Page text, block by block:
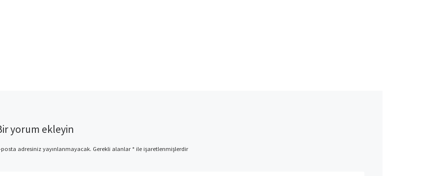
yorum ekleyin
posta adresiniz yayınlanmayacak. Gerekli alanlar*ile işaretlenmişlerdir